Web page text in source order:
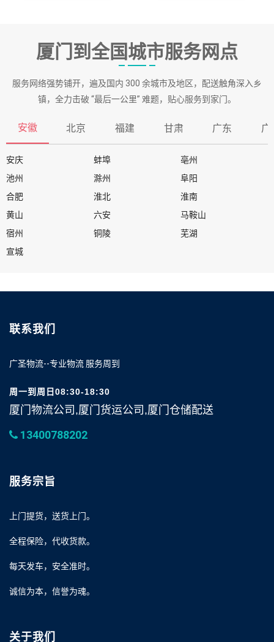
厦门到全国城市服务网点
服务网络强势铺开，遍及国内 300 余城市及地区，配送触角深入乡
镇，全力击破 “最后一公里” 难题，贴心服务到家门。
安徽 北京 福建 甘肃 广东 广
安庆 蚌埠
亳州
池州
滁州
阜阳
合肥
淮北
淮南
黄山
六安
马鞍山
宿州
铜陵
芜湖
宣城
联系我们
广圣物流--专业物流 服务周到
周一到周日08:30-18:30
厦门物流公司,厦门货运公司,厦门仓储配送
13400788202
服务宗旨
上门提货，送货上门。
全程保险，代收货款。
每天发车，安全准时。
诚信为本，信誉为魂。
关于我们